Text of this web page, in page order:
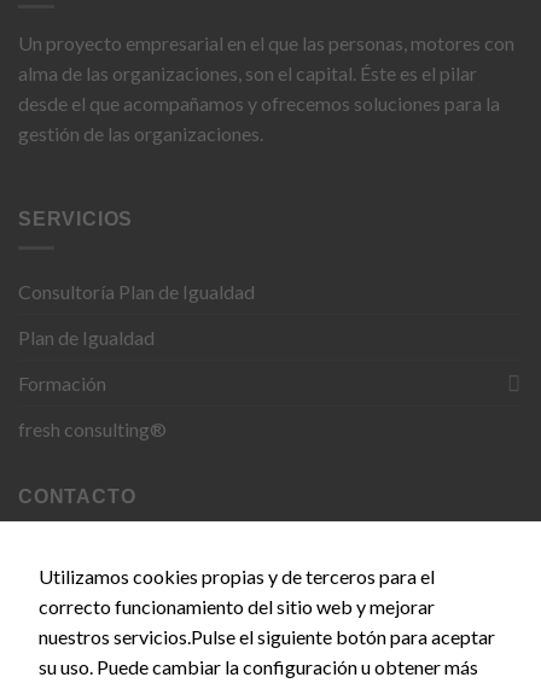
Un proyecto empresarial en el que las personas, motores con
alma de las organizaciones, son el capital. Éste es el pilar
desde el que acompañamos y ofrecemos soluciones para la
gestión de las organizaciones.
SERVICIOS
Consultoría Plan de Igualdad
Plan de Igualdad
Formación
fresh consulting®
CONTACTO
info@empiezaconsultora.es
Utilizamos cookies propias y de terceros para el
correcto funcionamiento del sitio web y mejorar
nuestros servicios.Pulse el siguiente botón para aceptar
su uso. Puede cambiar la configuración u obtener más
Para que
podamos
mejorar la
funcionalidad
y estructura